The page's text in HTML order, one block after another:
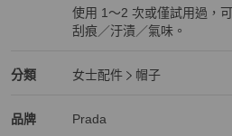
使用 1～2 次或僅試用過，
刮痕／汙漬／氣味。
分類
Prada 女士配件分類資訊
女士配件
帽子
品牌
Prada 女士配件
Prada
Prada 推薦清單